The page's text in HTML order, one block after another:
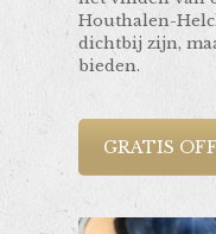
Houthalen-
dichtbij zijn,
bieden.
GRATIS